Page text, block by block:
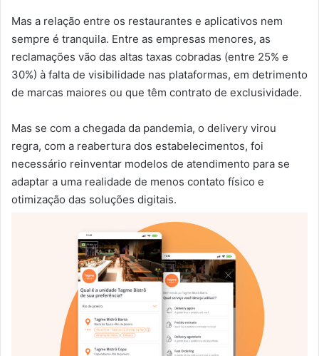
Mas a relação entre os restaurantes e aplicativos nem
sempre é tranquila. Entre as empresas menores, as
reclamações vão das altas taxas cobradas (entre 25% e
30%) à falta de visibilidade nas plataformas, em detrimento
de marcas maiores ou que têm contrato de exclusividade.
Mas se com a chegada da pandemia, o delivery virou
regra, com a reabertura dos estabelecimentos, foi
necessário reinventar modelos de atendimento para se
adaptar a uma realidade de menos contato físico e
otimização das soluções digitais.